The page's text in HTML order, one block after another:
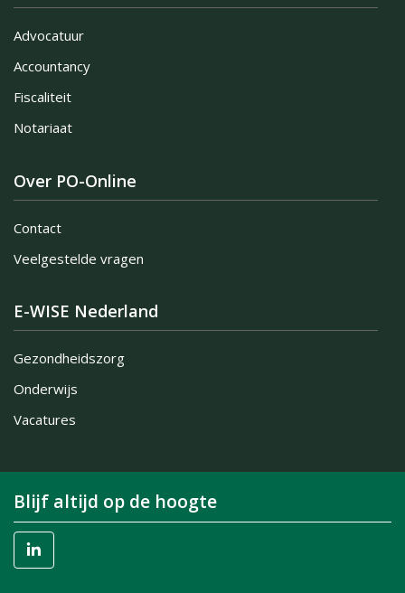
Advocatuur
Accountancy
Fiscaliteit
Notariaat
Over PO-Online
Contact
Veelgestelde vragen
E-WISE Nederland
Gezondheidszorg
Onderwijs
Vacatures
Blijf altijd op de hoogte